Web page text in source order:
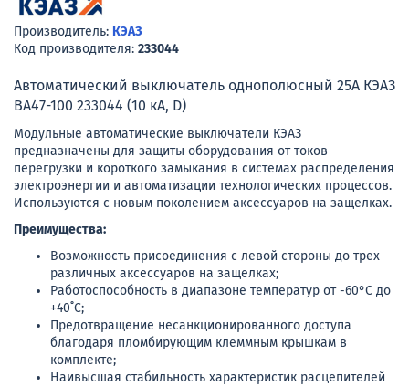
Производитель: КЭАЗ
Код производителя: 233044
Автоматический выключатель однополюсный 25А КЭАЗ
ВА47-100 233044 (10 кА, D)
Модульные автоматические выключатели КЭАЗ
предназначены для защиты оборудования от токов
перегрузки и короткого замыкания в системах распределения
электроэнергии и автоматизации технологических процессов.
Используются с новым поколением аксессуаров на защелках.
Преимущества:
Возможность присоединения с левой стороны до трех
различных аксессуаров на защелках;
Работоспособность в диапазоне температур от -60°C до
+40˚C;
Предотвращение несанкционированного доступа
благодаря пломбирующим клеммным крышкам в
комплекте;
Наивысшая стабильность характеристик расцепителей